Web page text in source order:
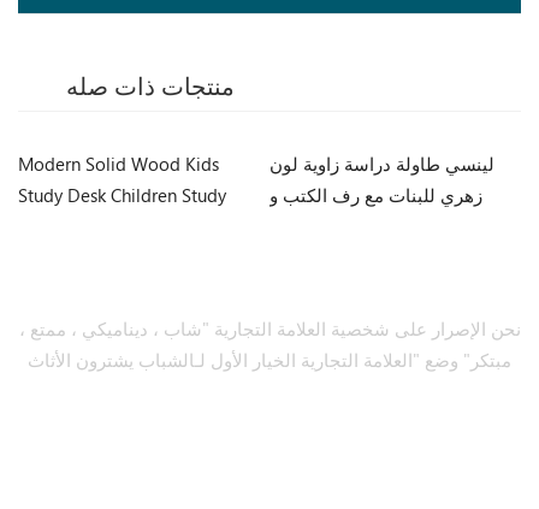
منتجات ذات صله
Modern Solid Wood Kids
Study Desk Children Study
لينسي طاولة دراسة زاوية لون
زهري للبنات مع رف الكتب و
نحن الإصرار على شخصية العلامة التجارية "شاب ، ديناميكي ، ممتع ،
مبتكر" وضع "العلامة التجارية الخيار الأول لـالشباب يشترون الأثاث